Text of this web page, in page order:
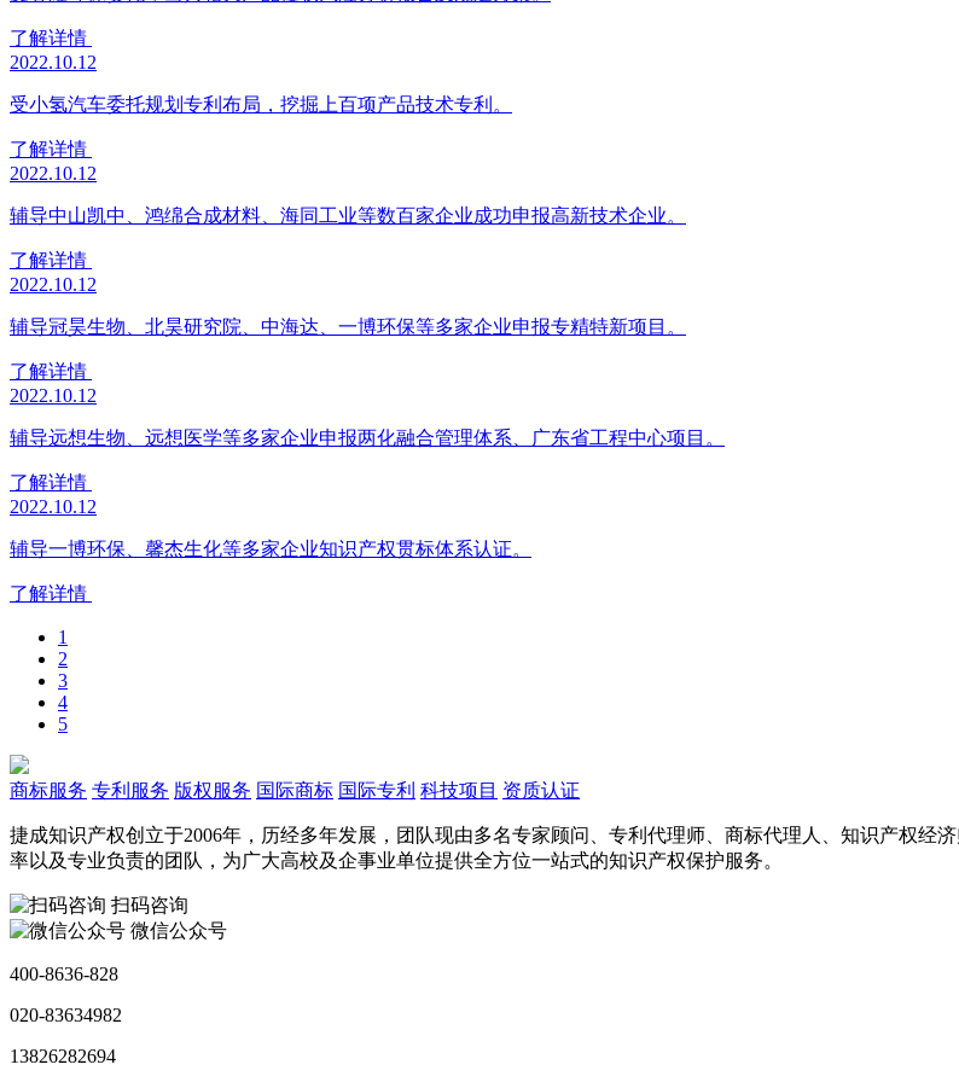
了解详情
2022.10.12
受小氢汽车委托规划专利布局，挖掘上百项产品技术专利。
了解详情
2022.10.12
辅导中山凯中、鸿绵合成材料、海同工业等数百家企业成功申报高新技术企业。
了解详情
2022.10.12
辅导冠昊生物、北昊研究院、中海达、一博环保等多家企业申报专精特新项目。
了解详情
2022.10.12
辅导远想生物、远想医学等多家企业申报两化融合管理体系、广东省工程中心项目。
了解详情
2022.10.12
辅导一博环保、馨杰生化等多家企业知识产权贯标体系认证。
了解详情
1
2
3
4
5
商标服务 专利服务 版权服务 国际商标 国际专利 科技项目 资质认证
捷成知识产权创立于2006年，历经多年发展，团队现由多名专家顾问、专利代理师、商标代理人、知识产权经
率以及专业负责的团队，为广大高校及企事业单位提供全方位一站式的知识产权保护服务。
扫码咨询
微信公众号
400-8636-828
020-83634982
13826282694